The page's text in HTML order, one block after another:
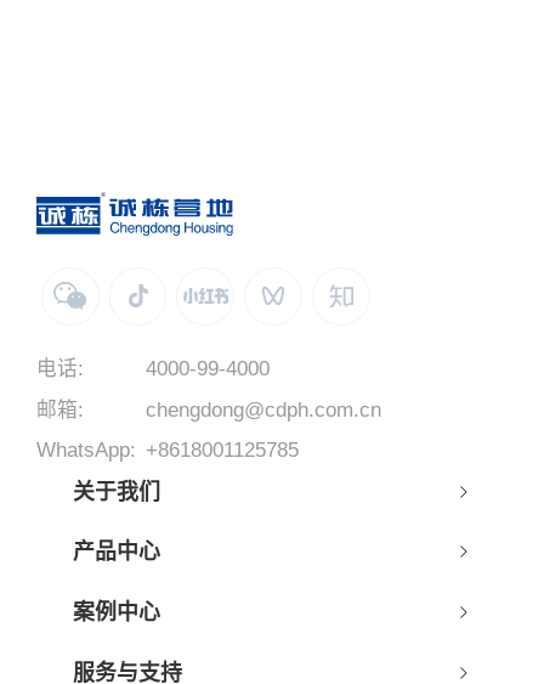
电话:
4000-99-4000
邮箱:
chengdong@cdph.com.cn
WhatsApp: +8618001125785
关于我们
产品中心
案例中心
服务与支持